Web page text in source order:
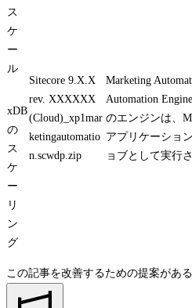
ス
ケ
ー
ル
Sitecore 9.X.X
rev. XXXXXX
(Cloud)_xp1mar
ketingautomatio
n.scwdp.zip
Marketing
Automation
のエンジンは、
アプリケーショ
ョブとして実行
xDB
の
ス
ケ
ー
リ
ン
グ
この記事を改善するための提案がある